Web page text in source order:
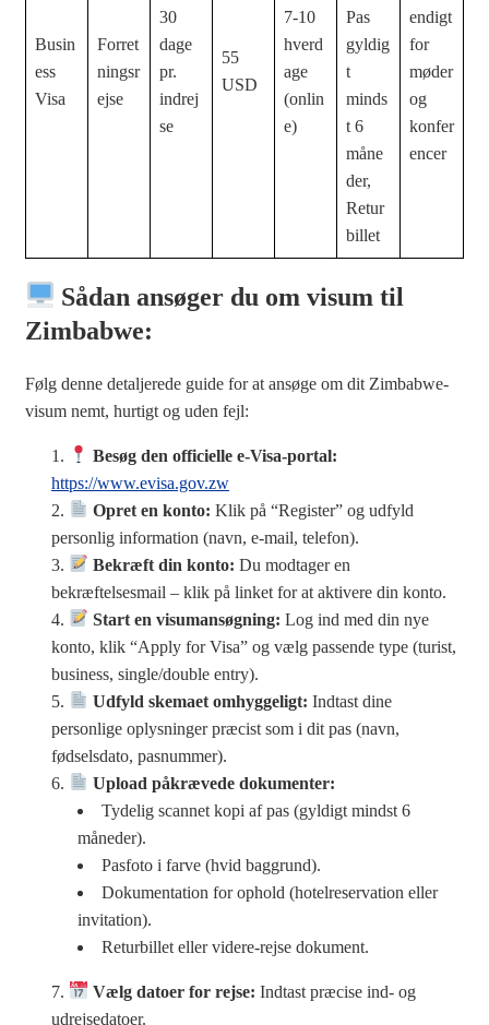
Busin
ess
Visa
Forret
ningsr
ejse
30
dage
pr.
indrej
se
55
USD
7-10
hverd
age
(onlin
e)
Pas
gyldig
t
minds
t 6
måne
der,
Retur
billet
endigt
for
møder
og
konfer
encer
Sådan ansøger du om visum til
Zimbabwe:
Følg denne detaljerede guide for at ansøge om dit Zimbabwe-
visum nemt, hurtigt og uden fejl:
Besøg den officielle e-Visa-portal:
https://www.evisa.gov.zw
Opret en konto: Klik på “Register” og udfyld
personlig information (navn, e-mail, telefon).
Bekræft din konto: Du modtager en
bekræftelsesmail – klik på linket for at aktivere din konto.
Start en visumansøgning: Log ind med din nye
konto, klik “Apply for Visa” og vælg passende type (turist,
business, single/double entry).
Udfyld skemaet omhyggeligt: Indtast dine
personlige oplysninger præcist som i dit pas (navn,
fødselsdato, pasnummer).
Upload påkrævede dokumenter:
Tydelig scannet kopi af pas (gyldigt mindst 6
måneder).
Pasfoto i farve (hvid baggrund).
Dokumentation for ophold (hotelreservation eller
invitation).
Returbillet eller videre-rejse dokument.
Vælg datoer for rejse: Indtast præcise ind- og
udrejsedatoer.